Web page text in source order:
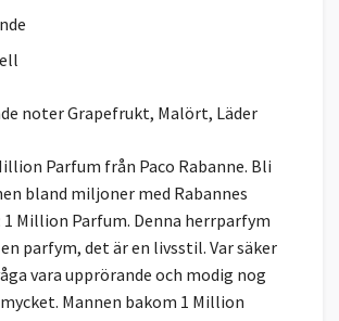
noterGrapefrukt, Malört, Läder
Parfum från Paco Rabanne. Bli
bland miljoner med Rabannes
Million Parfum. Denna herrparfym
parfym, det är en livsstil. Var säker
vara upprörande och modig nog
Mannen bakom 1 Million